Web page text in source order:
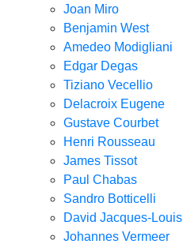
Joan Miro
Benjamin West
Amedeo Modigliani
Edgar Degas
Tiziano Vecellio
Delacroix Eugene
Gustave Courbet
Henri Rousseau
James Tissot
Paul Chabas
Sandro Botticelli
David Jacques-Louis
Johannes Vermeer